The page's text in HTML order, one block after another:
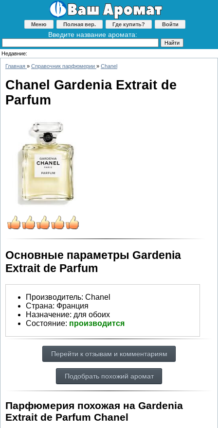
Меню Полная вер. Где купить? Войти
Введите название аромата:
Недавние:
Главная » Справочник парфюмерии » Chanel
Chanel Gardenia Extrait de
Parfum
Основные параметры Gardenia
Extrait de Parfum
Производитель: Chanel
Страна: Франция
Назначение: для обоих
Состояние: производится
Перейти к отзывам и комментариям
Подобрать похожий аромат
Парфюмерия похожая на Gardenia
Extrait de Parfum Chanel